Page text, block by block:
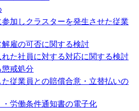
加しクラスターを発生させた従業
雇の可否に関する検討
た社員に対する対応に関する検討
戒処分
従業員との賠償合意・立替払いの
労働条件通知書の電子化